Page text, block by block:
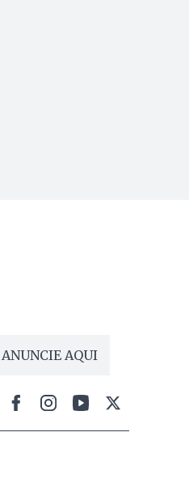
ANUNCIE AQUI